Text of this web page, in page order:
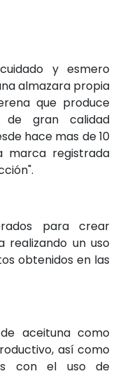
y esmero
almazara propia
que produce
gran calidad
hace mas de 10
marca registrada
para crear
realizando un uso
obtenidos en las
aceituna como
así como
con el uso de